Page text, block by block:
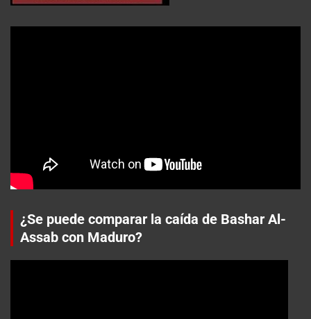
¿Se puede comparar la caída de Bashar Al-
Assab con Maduro?